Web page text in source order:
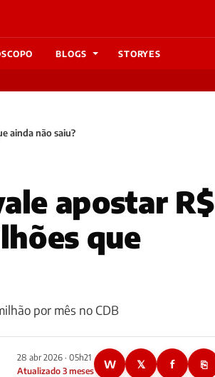
BLOGS STORYES
ainda não saiu?
apostar R$
que
por mês no CDB
28 abr 2026 · 05h21
Atualizado 3 meses
W 𝕏 f ⎘